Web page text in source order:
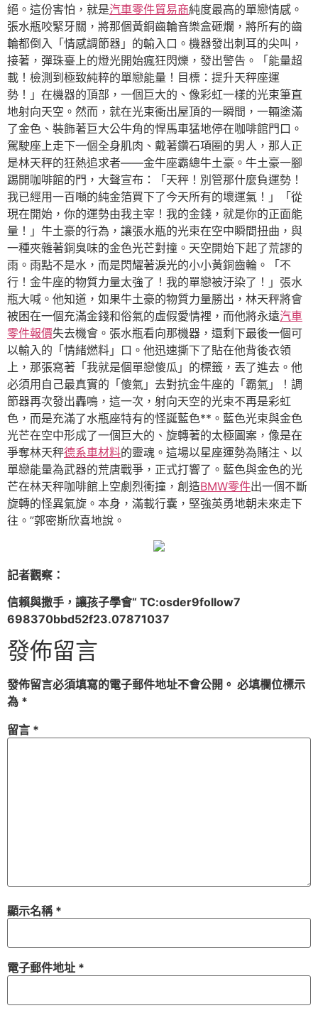
絕。這份害怕，就是汽車零件貿易商純度最高的單戀情感。
張水瓶咬緊牙關，將那個黃銅齒輪音樂盒砸爛，將所有的齒
輪都倒入「情感調節器」的輸入口。機器發出刺耳的尖叫，
接著，彈珠臺上的燈光開始瘋狂閃爍，發出警告。「能量超
載！檢測到極致純粹的單戀能量！目標：提升天秤座運
勢！」在機器的頂部，一個巨大的、像彩虹一樣的光束筆直
地射向天空。然而，就在光束衝出屋頂的一瞬間，一輛塗滿
了金色、裝飾著巨大公牛角的悍馬車猛地停在咖啡館門口。
駕駛座上走下一個全身肌肉、戴著鑽石項圈的男人，那人正
是林天秤的狂熱追求者——金牛座霸總牛土豪。牛土豪一腳
踢開咖啡館的門，大聲宣布：「天秤！別管那什麼負運勢！
我已經用一百噸的純金箔買下了今天所有的壞運氣！」「從
現在開始，你的運勢由我主宰！我的金錢，就是你的正面能
量！」牛土豪的行為，讓張水瓶的光束在空中瞬間扭曲，與
一種夾雜著銅臭味的金色光芒對撞。天空開始下起了荒謬的
雨。雨點不是水，而是閃耀著淚光的小小黃銅齒輪。「不
行！金牛座的物質力量太強了！我的單戀被汙染了！」張水
瓶大喊。他知道，如果牛土豪的物質力量勝出，林天秤將會
被困在一個充滿金錢和俗氣的虛假愛情裡，而他將永遠汽車
零件報價失去機會。張水瓶看向那機器，還剩下最後一個可
以輸入的「情緒燃料」口。他迅速撕下了貼在他背後衣領
上，那張寫著「我就是個單戀傻瓜」的標籤，丟了進去。他
必須用自己最真實的「傻氣」去對抗金牛座的「霸氣」！調
節器再次發出轟鳴，這一次，射向天空的光束不再是彩虹
色，而是充滿了水瓶座特有的怪誕藍色**。藍色光束與金色
光芒在空中形成了一個巨大的、旋轉著的太極圖案，像是在
爭奪林天秤德系車材料的靈魂。這場以星座運勢為賭注、以
單戀能量為武器的荒唐戰爭，正式打響了。藍色與金色的光
芒在林天秤咖啡館上空劇烈衝撞，創造BMW零件出一個不斷
旋轉的怪異氣旋。本身，滿載行囊，堅強英勇地朝未來走下
往。”郭密斯欣喜地說。
記者觀察：
信賴與撒手，讓孩子學會“ TC:osder9follow7
698370bbd52f23.07871037
發佈留言
發佈留言必須填寫的電子郵件地址不會公開。 必填欄位標示
為 *
留言 *
顯示名稱 *
電子郵件地址 *